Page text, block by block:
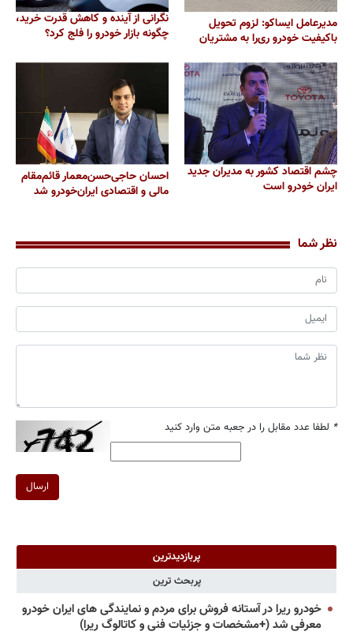
مدیرعامل ایساکو: لزوم تحویل
باکیفیت خودرو ری‌را به مشتریان
نگرانی از آینده و کاهش قدرت خرید،
چگونه بازار خودرو را فلج کرد؟
چشم اقتصاد کشور به مدیران جدید
ایران خودرو است
احسان حاجی‌حسن‌معمار قائم‌مقام
مالی و اقتصادی ایران‌خودرو شد
نظر شما
* لطفا عدد مقابل را در جعبه متن وارد کنید
ارسال
پربازدیدترین
پربحث ترین
خودرو ریرا در آستانه فروش برای مردم و نمایندگی های ایران خودرو
معرفی شد (+مشخصات و جزئیات فنی و کاتالوگ ریرا)